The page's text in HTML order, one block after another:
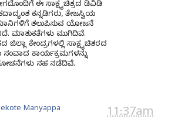
ಈ ಸಾಕ್ಷ್ಯಚಿತ್ರದ ಡಿವಿಡಿ
ಕನ್ನಡಿಗರು, ತೇಜಸ್ವಿಯ
ತಲುಪಿಸುವ ಯೋಜನೆ
ಮಾತುಕತೆಗಳು ಮುಗಿದಿವೆ.
ಜಿಲ್ಲಾ ಕೇಂದ್ರಗಳಲ್ಲಿ ಸಾಕ್ಷ್ಯಚಿತರದ
ಸಂವಾದ ಕಾರ್ಯಕ್ರಮಗಳನ್ನು
ಸಹ ನಡೆದಿವೆ.
11:37am
Mariyappa